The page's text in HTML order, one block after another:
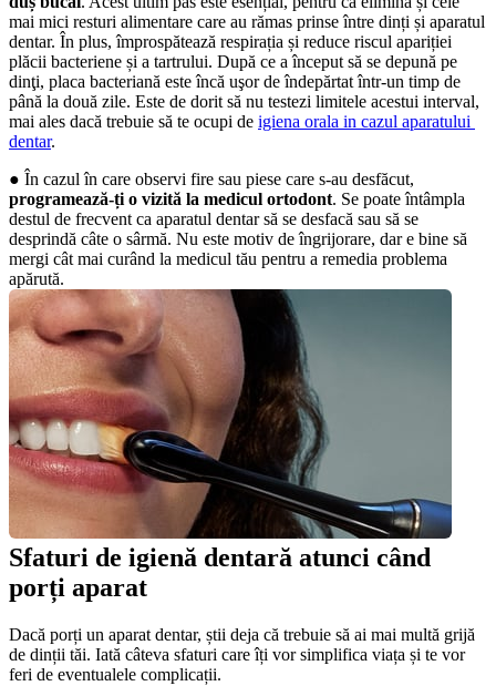
mai mici resturi alimentare care au rămas prinse între dinți și aparatul
dentar. În plus, împrospătează respirația și reduce riscul apariției
plăcii bacteriene și a tartrului. După ce a început să se depună pe
dinţi, placa bacteriană este încă uşor de îndepărtat într-un timp de
până la două zile. Este de dorit să nu testezi limitele acestui interval,
mai ales dacă trebuie să te ocupi de igiena orala in cazul aparatului
dentar.
programează-ți o vizită la medicul ortodont. Se poate întâmpla
destul de frecvent ca aparatul dentar să se desfacă sau să se
desprindă câte o sârmă. Nu este motiv de îngrijorare, dar e bine să
mergi cât mai curând la medicul tău pentru a remedia problema
apărută.
Sfaturi de igienă dentară atunci când
porți aparat
Dacă porți un aparat dentar, știi deja că trebuie să ai mai multă grijă
de dinții tăi. Iată câteva sfaturi care îți vor simplifica viața și te vor
feri de eventualele complicații.